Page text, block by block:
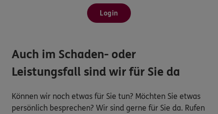
Login
Auch im Schaden- oder
Leistungsfall sind wir für Sie da
Können wir noch etwas für Sie tun? Möchten Sie etwas
persönlich besprechen? Wir sind gerne für Sie da. Rufen